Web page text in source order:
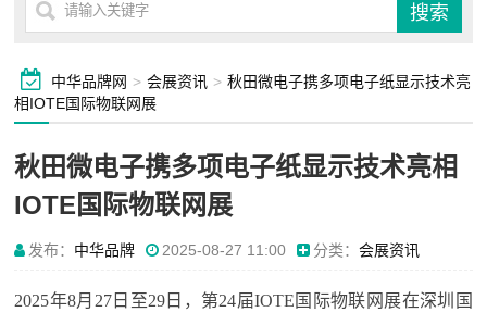
中华品牌网 > 会展资讯 > 秋田微电子携多项电子纸显示技术亮
相IOTE国际物联网展
秋田微电子携多项电子纸显示技术亮相
IOTE国际物联网展
发布： 中华品牌 2025-08-27 11:00 分类：会展资讯
2025年8月27日至29日，第24届IOTE国际物联网展在深圳国